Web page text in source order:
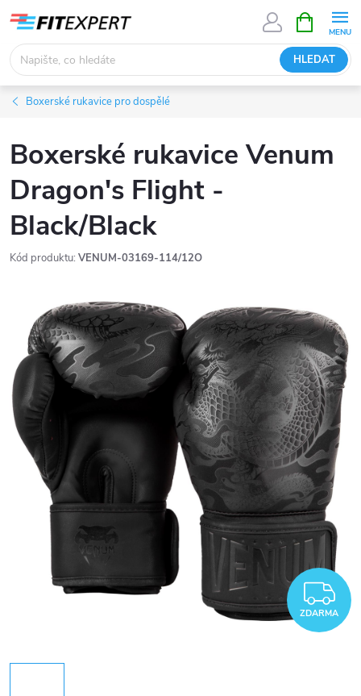
obsah
HLEDAT
NÁKUPNÍ
KOŠÍK
Boxerské rukavice pro dospělé
Boxerské rukavice Venum
Dragon's Flight -
Black/Black
Kód produktu: VENUM-03169-114/12O
ZDARMA